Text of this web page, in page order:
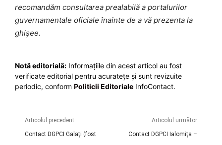
recomandăm consultarea prealabilă a portalurilor
guvernamentale oficiale înainte de a vă prezenta la
ghișee.
Notă editorială: Informațiile din acest articol au fost
verificate editorial pentru acuratețe și sunt revizuite
periodic, conform Politicii Editoriale InfoContact.
Articolul precedent
Contact DGPCI Galați (fost
Articolul următor
Contact DGPCI Ialomița –